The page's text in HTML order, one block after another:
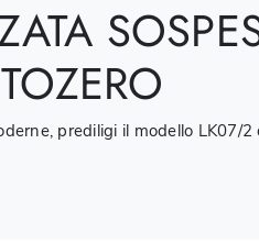
prediligi il modello LK07/2